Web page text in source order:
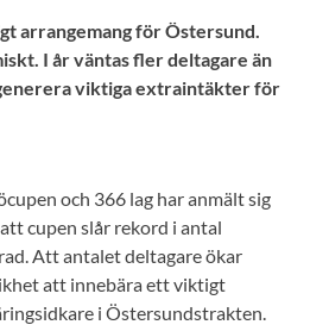
arrangemang för Östersund.
I år väntas fler deltagare än
viktiga extraintäkter för
och 366 lag har anmält sig
cupen slår rekord i antal
Att antalet deltagare ökar
att innebära ett viktigt
i Östersundstrakten.